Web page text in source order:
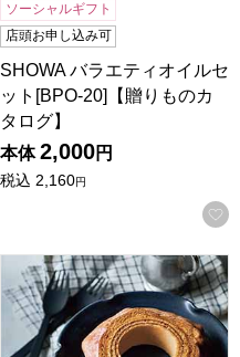
に入りに登録する
ソーシャルギフト
店頭お申し込み可
SHOWA バラエティオイルセ
ット[BPO-20]【贈りものカ
タログ】
本体 2,000円
税込 2,160円
ット【年間ギフト】
ホシフルーツ ハードバウム